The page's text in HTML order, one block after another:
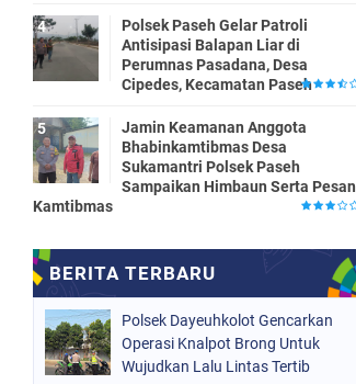
Polsek Paseh Gelar Patroli
Antisipasi Balapan Liar di
Perumnas Pasadana, Desa
Cipedes, Kecamatan Paseh
Jamin Keamanan Anggota
Bhabinkamtibmas Desa
Sukamantri Polsek Paseh
Sampaikan Himbaun Serta Pesan
Kamtibmas
Polsek Dayeuhkolot Gencarkan
Operasi Knalpot Brong Untuk
Wujudkan Lalu Lintas Tertib